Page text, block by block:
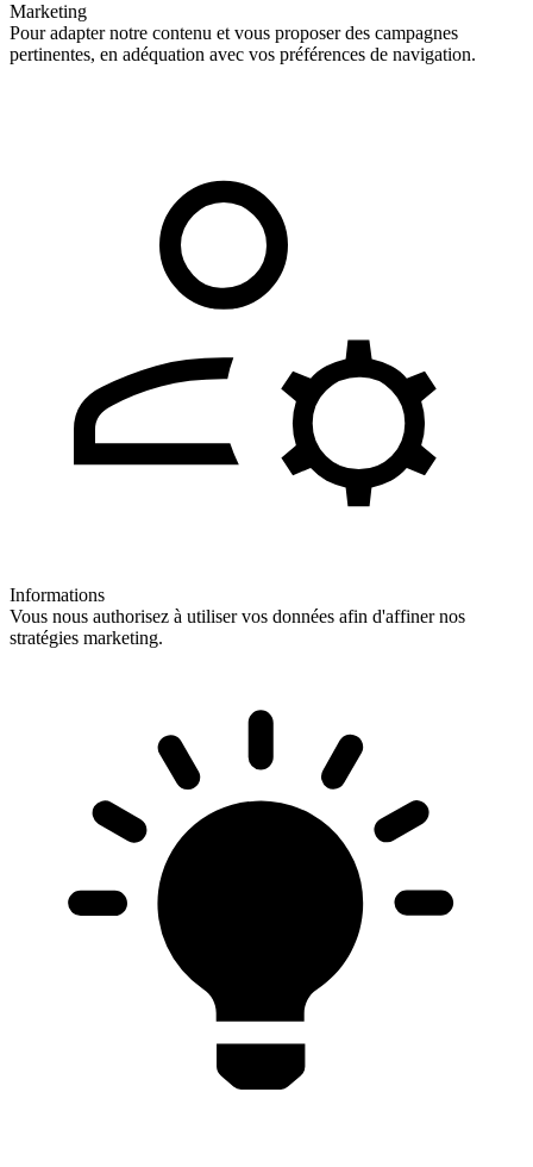
Marketing
Pour adapter notre contenu et vous proposer des campagnes
pertinentes, en adéquation avec vos préférences de navigation.
Informations
Vous nous authorisez à utiliser vos données afin d'affiner nos
stratégies marketing.